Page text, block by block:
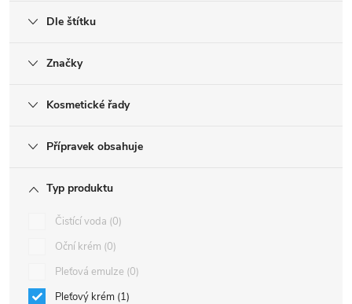
Dle štítku
Značky
Kosmetické řady
Přípravek obsahuje
Typ produktu
Čistící voda 0
Oční krém 0
Pleťová emulze 0
Pleťový krém 1